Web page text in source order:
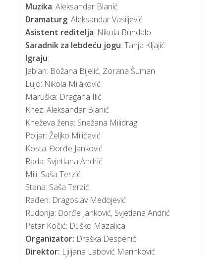
Muzika: Aleksandar Blanić
Dramaturg: Aleksandar Vasiljević
Asistent reditelja: Nikola Bundalo
Saradnik za lebdeću jogu: Tanja Kljajić
Igraju:
Jablan: Božana Bijelić, Zorana Šuman
Lujo: Nikola Milaković
Maruška: Dragana Ilić
Knez: Aleksandar Blanić
Kneževa žena: Snežana Milidrag
Poljar: Željko Milićević
Kosta: Đorđe Janković
Rada: Svjetlana Andrić
Mili: Saša Terzić
Stana: Saša Terzić
Rađen: Dragoslav Medojević
Rudonja: Đorđe Janković, Svjetlana Andrić
Petar Kočić: Duško Mazalica
Organizator: Draška Despenić
Direktor: Ljiljana Labović Marinković